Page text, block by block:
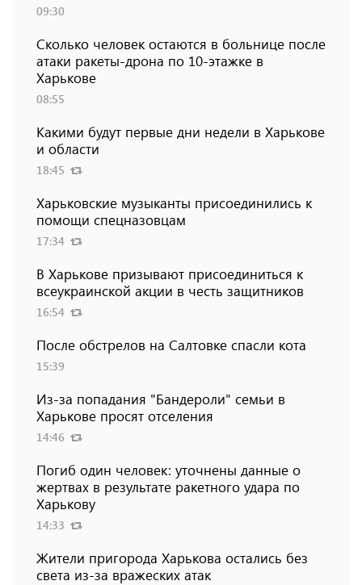
09:30
Сколько человек остаются в больнице после
атаки ракеты-дрона по 10-этажке в
Харькове
08:55
Какими будут первые дни недели в Харькове
и области
18:45
Харьковские музыканты присоединились к
помощи спецназовцам
17:34
В Харькове призывают присоединиться к
всеукраинской акции в честь защитников
16:54
После обстрелов на Салтовке спасли кота
15:39
Из-за попадания "Бандероли" семьи в
Харькове просят отселения
14:46
Погиб один человек: уточнены данные о
жертвах в результате ракетного удара по
Харькову
14:33
Жители пригорода Харькова остались без
света из-за вражеских атак